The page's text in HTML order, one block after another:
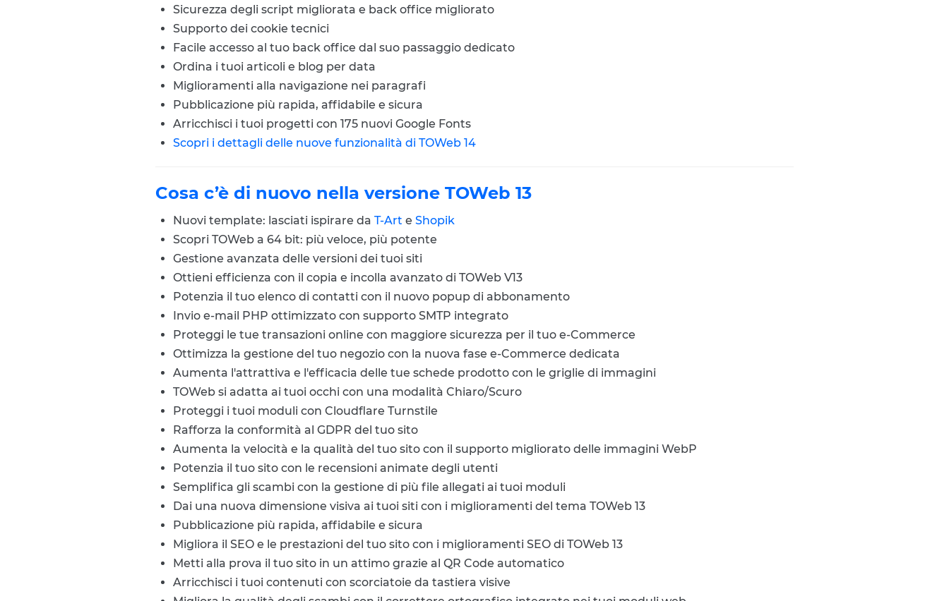
Sicurezza degli script migliorata e back office migliorato
Supporto dei cookie tecnici
Facile accesso al tuo back office dal suo passaggio dedicato
Ordina i tuoi articoli e blog per data
Miglioramenti alla navigazione nei paragrafi
Pubblicazione più rapida, affidabile e sicura
Arricchisci i tuoi progetti con 175 nuovi Google Fonts
Scopri i dettagli delle nuove funzionalità di TOWeb 14
Cosa c’è di nuovo nella versione TOWeb 13
Nuovi template: lasciati ispirare da T-Art e Shopik
Scopri TOWeb a 64 bit: più veloce, più potente
Gestione avanzata delle versioni dei tuoi siti
Ottieni efficienza con il copia e incolla avanzato di TOWeb V13
Potenzia il tuo elenco di contatti con il nuovo popup di abbonamento
Invio e-mail PHP ottimizzato con supporto SMTP integrato
Proteggi le tue transazioni online con maggiore sicurezza per il tuo e-Commerce
Ottimizza la gestione del tuo negozio con la nuova fase e-Commerce dedicata
Aumenta l'attrattiva e l'efficacia delle tue schede prodotto con le griglie di immagini
TOWeb si adatta ai tuoi occhi con una modalità Chiaro/Scuro
Proteggi i tuoi moduli con Cloudflare Turnstile
Rafforza la conformità al GDPR del tuo sito
Aumenta la velocità e la qualità del tuo sito con il supporto migliorato delle immagini WebP
Potenzia il tuo sito con le recensioni animate degli utenti
Semplifica gli scambi con la gestione di più file allegati ai tuoi moduli
Dai una nuova dimensione visiva ai tuoi siti con i miglioramenti del tema TOWeb 13
Pubblicazione più rapida, affidabile e sicura
Migliora il SEO e le prestazioni del tuo sito con i miglioramenti SEO di TOWeb 13
Metti alla prova il tuo sito in un attimo grazie al QR Code automatico
Arricchisci i tuoi contenuti con scorciatoie da tastiera visive